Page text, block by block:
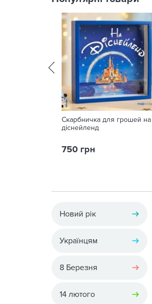
Скарбничка для грошей на
діснейленд
750 грн
Новий рік
Українцям
8 Березня
14 лютого